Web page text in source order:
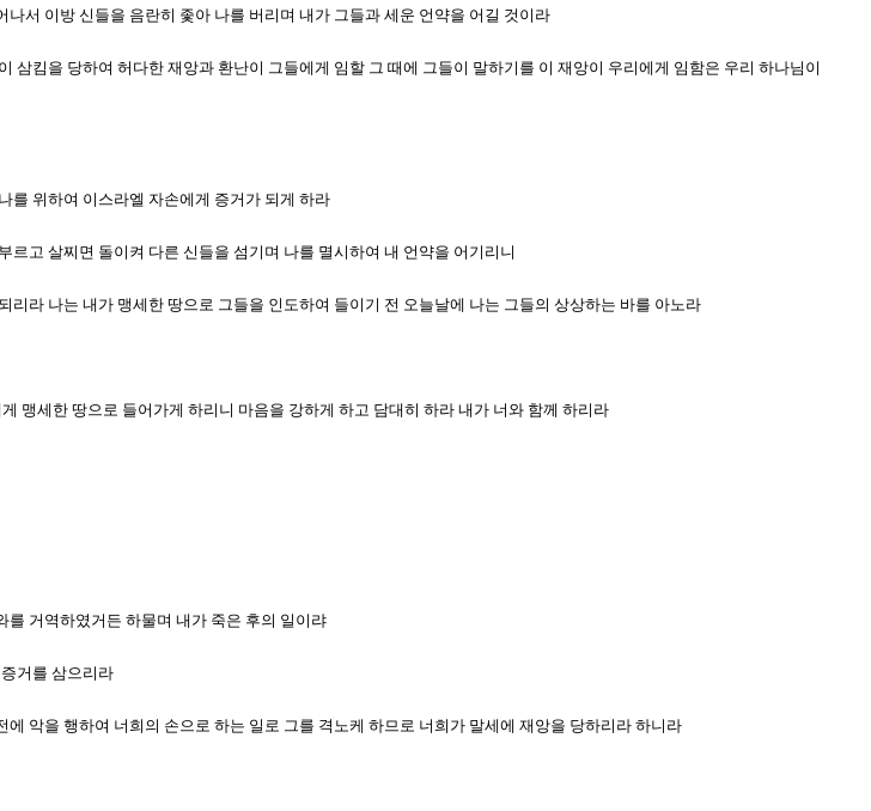
서 이방 신들을 음란히 좇아 나를 버리며 내가 그들과 세운 언약을 어길 것이라
킴을 당하여 허다한 재앙과 환난이 그들에게 임할 그 때에 그들이 말하기를 이 재앙이 우리에게 임함은 우리 하나님이
를 위하여 이스라엘 자손에게 증거가 되게 하라
고 살찌면 돌이켜 다른 신들을 섬기며 나를 멸시하여 내 언약을 어기리니
라 나는 내가 맹세한 땅으로 그들을 인도하여 들이기 전 오늘날에 나는 그들의 상상하는 바를 아노라
맹세한 땅으로 들어가게 하리니 마음을 강하게 하고 담대히 하라 내가 너와 함께 하리라
를 거역하였거든 하물며 내가 죽은 후의 일이랴
거를 삼으리라
악을 행하여 너희의 손으로 하는 일로 그를 격노케 하므로 너희가 말세에 재앙을 당하리라 하니라